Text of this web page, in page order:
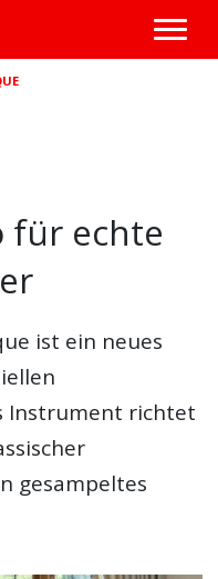
für echte
ist ein neues
Instrument richtet
gesampeltes